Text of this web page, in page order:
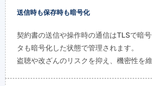
送信時も保存時も暗号化
契約書の送信や操作時の通信はTLSで暗
タも暗号化した状態で管理されます。
盗聴や改ざんのリスクを抑え、機密性を維